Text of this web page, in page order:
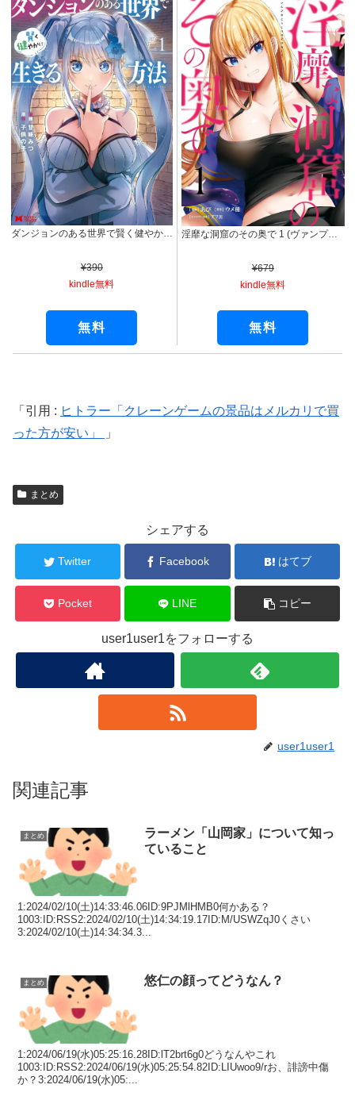
ダンジョンのある世界で賢く健やかに生きる方法（コミック） ： 1 (モンスターコミックス)
¥390
kindle無料
無料
淫靡な洞窟のその奥で 1 (ヴァンプコミックス)
¥679
kindle無料
無料
引用 : ヒトラー「クレーンゲームの景品はメルカリで買
った方が安い」
まとめ
シェアする
Twitter Facebook はてブ
Pocket LINE コピー
user1user1をフォローする
user1user1
関連記事
まとめ
ラーメン「山岡家」について知っ
ていること
1:2024/02/10(土)14:33:46.06ID:9PJMlHMB0何かある？
1003:ID:RSS2:2024/02/10(土)14:34:19.17ID:M/USWZqJ0くさい
3:2024/02/10(土)14:34:34.3...
まとめ 悠仁の顔ってどうなん？
1:2024/06/19(水)05:25:16.28ID:lT2brt6g0どうなんやこれ
1003:ID:RSS2:2024/06/19(水)05:25:54.82ID:LIUwoo9/rお、誹謗中傷
か？3:2024/06/19(水)05:...